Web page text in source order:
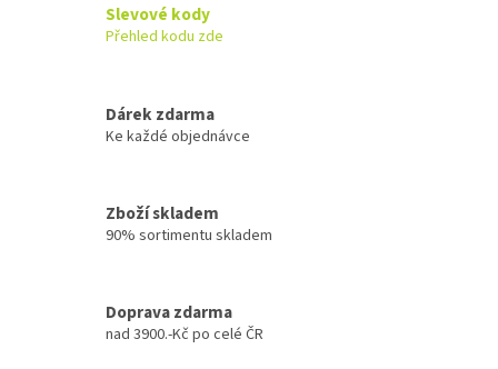
y
s
Slevové kody
Přehled kodu zde
Dárek zdarma
Ke každé objednávce
Zboží skladem
90% sortimentu skladem
Doprava zdarma
nad 3900.-Kč po celé ČR